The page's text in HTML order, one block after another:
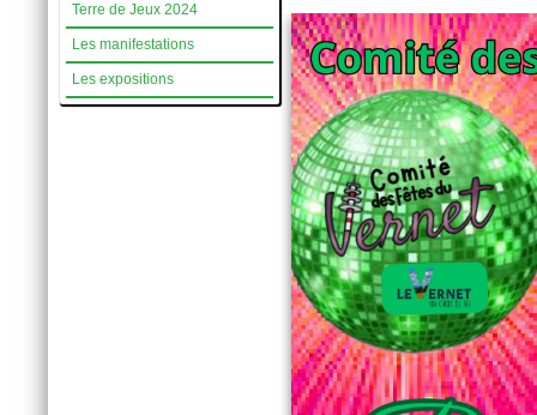
Terre de Jeux 2024
Les manifestations
Les expositions